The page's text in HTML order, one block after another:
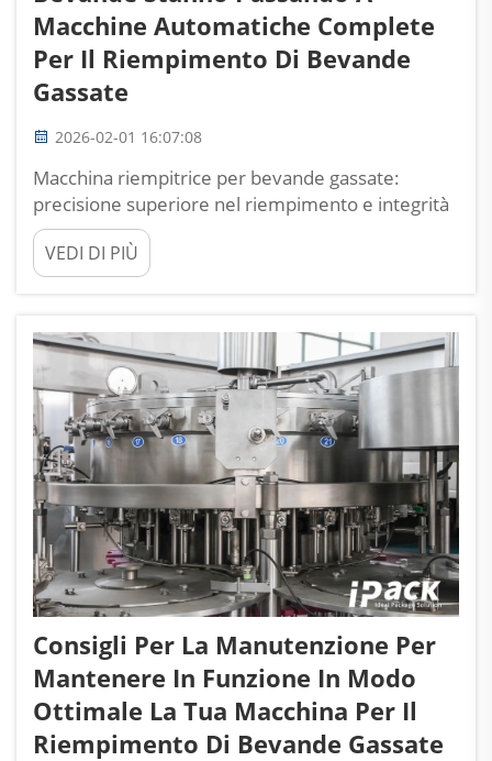
Macchine Automatiche Complete
Per Il Riempimento Di Bevande
Gassate
2026-02-01 16:07:08
Macchina riempitrice per bevande gassate:
precisione superiore nel riempimento e integrità
della carbonazione grazie alla tecnologia
isobarica. Come il riempimento isobarico (a
pressione) preserva i livelli di CO₂ ed evita la
talvolta denominato riempimento a contro-
pressione, funziona...
VEDI DI PIÙ
Consigli Per La Manutenzione Per
Mantenere In Funzione In Modo
Ottimale La Tua Macchina Per Il
Riempimento Di Bevande Gassate